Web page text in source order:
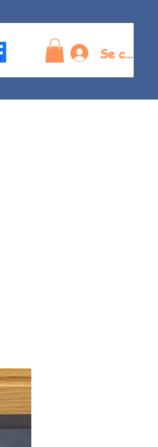
Se